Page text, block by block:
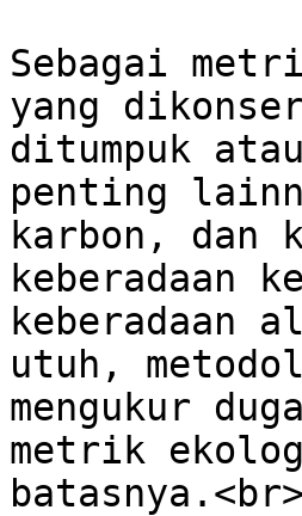
Sebagai
yang
ditumpuk
penting
karbon, dan
keberadaan
keberadaan
utuh,
mengukur
metrik
batasnya.<br>